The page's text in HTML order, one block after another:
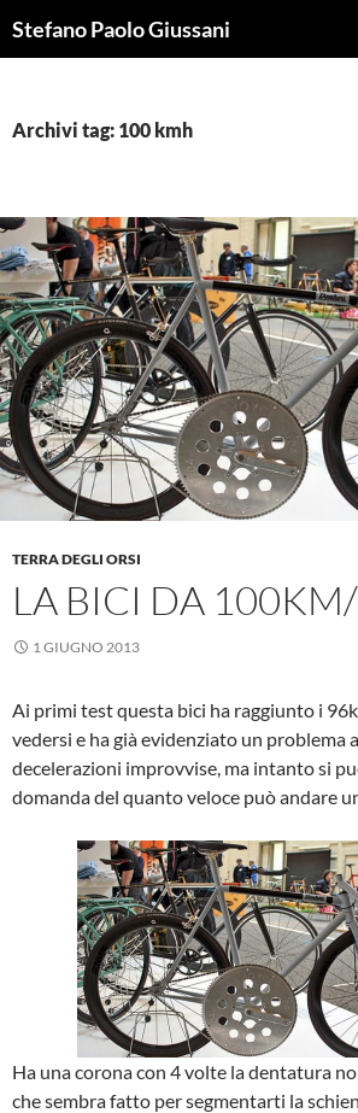
alStefano Paolo Giussani
Archivi tag: 100 kmh
TERRA DEGLI ORSI
LA BICI DA
1 GIUGNO 2013
Ai primi test questa bici ha raggiunto i
vedersi e ha già evidenziato un problema
decelerazioni improvvise, ma intanto si
domanda del quanto veloce può andare
Ha una corona con 4 volte la dentatura
che sembra fatto per segmentarti la